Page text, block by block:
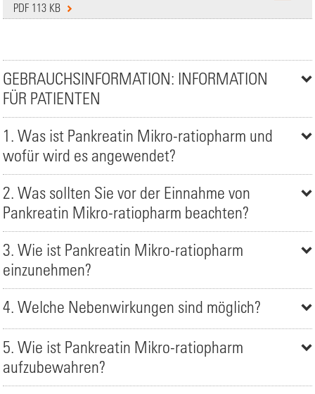
PDF 113 KB
GEBRAUCHSINFORMATION: INFORMATION
FÜR PATIENTEN
1. Was ist Pankreatin Mikro-ratiopharm und
wofür wird es angewendet?
2. Was sollten Sie vor der Einnahme von
Pankreatin Mikro-ratiopharm beachten?
3. Wie ist Pankreatin Mikro-ratiopharm
einzunehmen?
4. Welche Nebenwirkungen sind möglich?
5. Wie ist Pankreatin Mikro-ratiopharm
aufzubewahren?